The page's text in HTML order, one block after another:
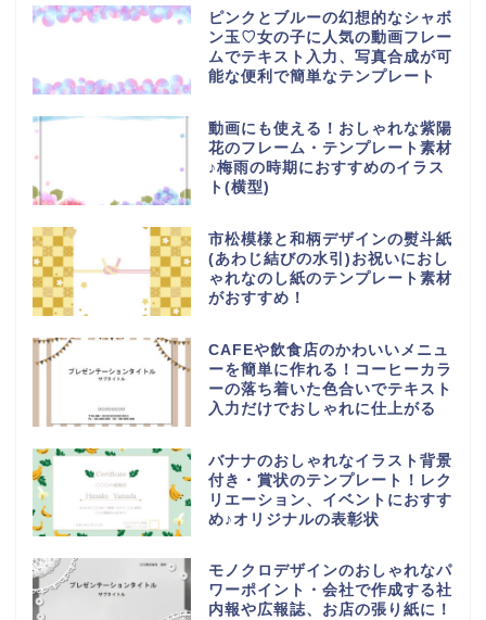
ピンクとブルーの幻想的なシャボ
ン玉♡女の子に人気の動画フレー
ムでテキスト入力、写真合成が可
能な便利で簡単なテンプレート
動画にも使える！おしゃれな紫陽
花のフレーム・テンプレート素材
♪梅雨の時期におすすめのイラス
ト(横型)
市松模様と和柄デザインの熨斗紙
(あわじ結びの水引)お祝いにおし
ゃれなのし紙のテンプレート素材
がおすすめ！
CAFEや飲食店のかわいいメニュ
ーを簡単に作れる！コーヒーカラ
ーの落ち着いた色合いでテキスト
入力だけでおしゃれに仕上がる
バナナのおしゃれなイラスト背景
付き・賞状のテンプレート！レク
リエーション、イベントにおすす
め♪オリジナルの表彰状
モノクロデザインのおしゃれなパ
ワーポイント・会社で作成する社
内報や広報誌、お店の張り紙に！